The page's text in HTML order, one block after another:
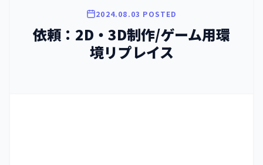
2024.08.03 POSTED
依頼：2D・3D制作/ゲーム用環
境リプレイス